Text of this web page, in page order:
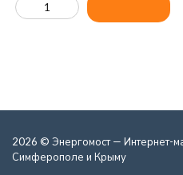
2026 © Энергомост — Интернет-
Симферополе и Крыму